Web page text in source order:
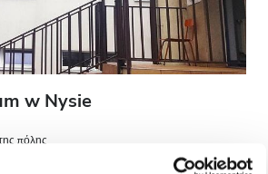
w Nysie
πόλης